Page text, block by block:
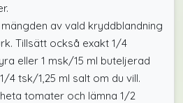
av vald kryddblandning
Tillsätt också exakt 1/4
eller 1 msk/15 ml buteljerad
4 tsk/1,25 ml salt om du vill.
tomater och lämna 1/2